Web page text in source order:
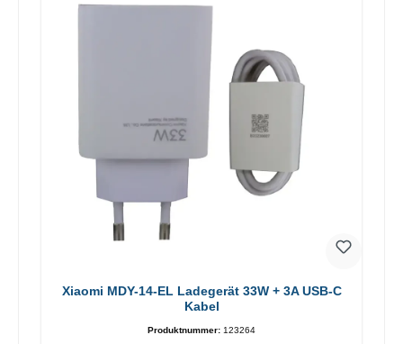
Xiaomi MDY-14-EL Ladegerät 33W + 3A USB-C
Kabel
Produktnummer: 123264